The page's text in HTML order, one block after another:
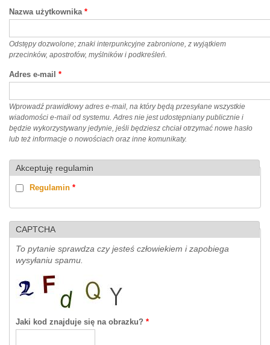
Nazwa użytkownika *
Odstępy dozwolone; znaki interpunkcyjne zabronione, z wyjątkiem
przecinków, apostrofów, myślników i podkreśleń.
Adres e-mail *
Wprowadź prawidłowy adres e-mail, na który będą przesyłane wszystkie
wiadomości e-mail od systemu. Adres nie jest udostępniany publicznie i
będzie wykorzystywany jedynie, jeśli będziesz chciał otrzymać nowe hasło
lub też informacje o nowościach oraz inne komunikaty.
Akceptuję regulamin
Regulamin *
CAPTCHA
To pytanie sprawdza czy jesteś człowiekiem i zapobiega
wysyłaniu spamu.
Jaki kod znajduje się na obrazku? *